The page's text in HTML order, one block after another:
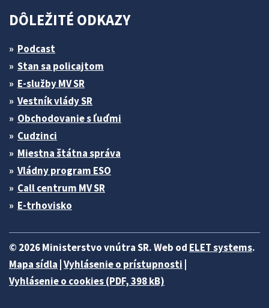
DÔLEŽITÉ ODKAZY
Podcast
Stan sa policajtom
E-služby MV SR
Vestník vlády SR
Obchodovanie s ľuďmi
Cudzinci
Miestna štátna správa
Vládny program ESO
Call centrum MV SR
E-trhovisko
© 2026 Ministerstvo vnútra SR. Web od ELET systems.
Mapa sídla Vyhlásenie o prístupnosti
Vyhlásenie o cookies (PDF, 398 kB)